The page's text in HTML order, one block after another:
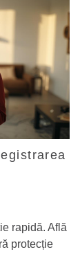
rapidă. Află
protecție